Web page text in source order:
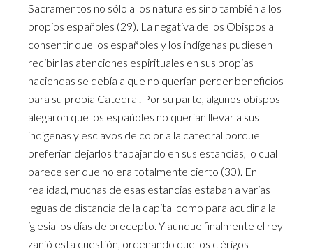
Sacramentos no sólo a los naturales sino también a los
propios españoles (29). La negativa de los Obispos a
consentir que los españoles y los indígenas pudiesen
recibir las atenciones espirituales en sus propias
haciendas se debía a que no querían perder beneficios
para su propia Catedral. Por su parte, algunos obispos
alegaron que los españoles no querían llevar a sus
indígenas y esclavos de color a la catedral porque
preferían dejarlos trabajando en sus estancias, lo cual
parece ser que no era totalmente cierto (30). En
realidad, muchas de esas estancias estaban a varias
leguas de distancia de la capital como para acudir a la
iglesia los días de precepto. Y aunque finalmente el rey
zanjó esta cuestión, ordenando que los clérigos